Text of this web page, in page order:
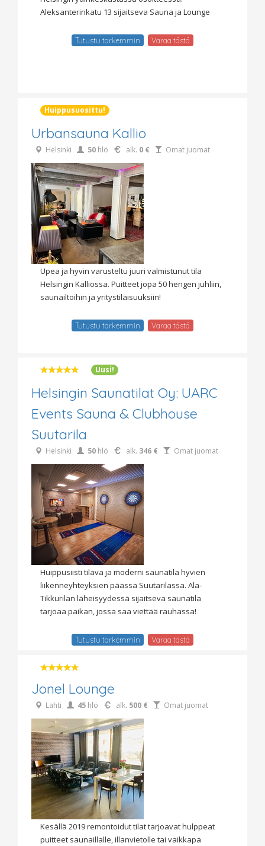
Aleksanterinkatu 13 sijaitseva Sauna ja Lounge
Tutustu tarkemmin Varaa tästä
Huippusuosittu!
Urbansauna Kallio
Helsinki 50 hlö alk. 0 € Omat juomat
Upea ja hyvin varusteltu juuri valmistunut tila
Helsingin Kalliossa. Puitteet jopa 50 hengen juhliin,
saunailtoihin ja yritystilaisuuksiin!
Tutustu tarkemmin Varaa tästä
Uusi!
Helsingin Saunatilat Oy: UARC
Events Sauna & Clubhouse
Suutarila
Helsinki 50 hlö alk. 346 € Omat juomat
Huippusiisti tilava ja moderni saunatila hyvien
liikenneyhteyksien päässä Suutarilassa. Ala-
Tikkurilan läheisyydessä sijaitseva saunatila
tarjoaa paikan, jossa saa viettää rauhassa!
Tutustu tarkemmin Varaa tästä
Jonel Lounge
Lahti 45 hlö alk. 500 € Omat juomat
Kesällä 2019 remontoidut tilat tarjoavat hulppeat
puitteet saunaillalle, illanvietolle tai vaikkapa